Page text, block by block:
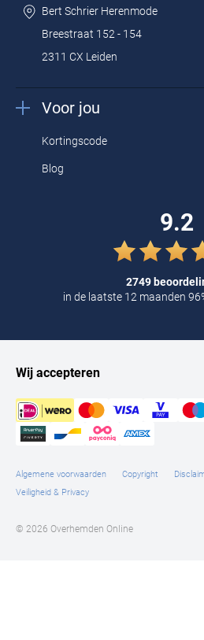
Design en extra’s
NZA New Zealand polo shirts
stofkwaliteiten en stoere details. Het
Bent u op de casual toer? Dan kiest u
een jeans en sneakers. Voor een
camel kleurige NZA polo
knoopjes en de logo's en bijpassende
Bert Schrier Herenmode
Breestraat 152 - 154
2311 CX Leiden
Voor jou
Kortingscode
Blog
9.2
2749
in de laatste 12 maanden
Wij accepteren
Algemene voorwaarden Copyright
Veiligheid & Privacy
© 2026 Overhemden Online